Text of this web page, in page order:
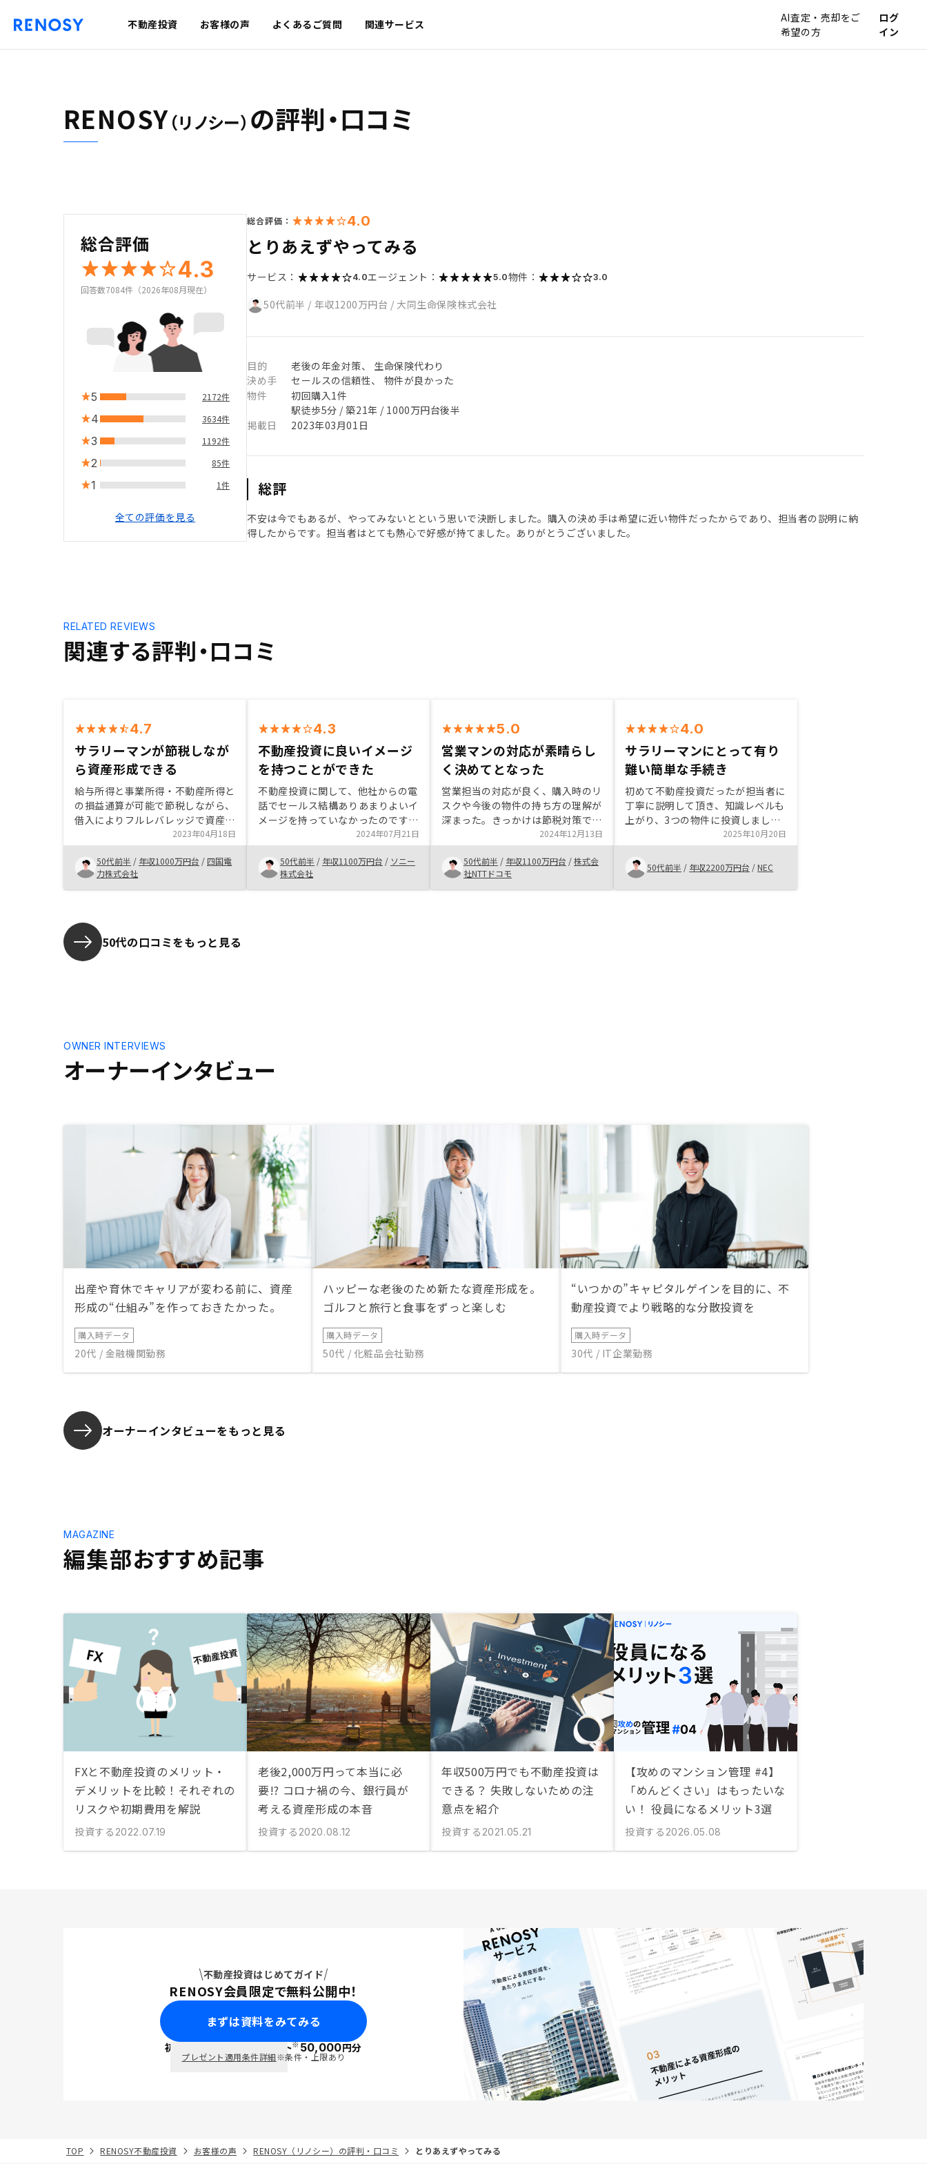
不動産投資 お客様の声 よくあるご質問 関連サービス
AI査定・売却をご
希望の方
ログ
イン
RENOSY（リノシー） の評判・口コミ
総合評価
4.3
回答数7084件（2026年08月現在）
5 2172件
4 3634件
3 1192件
2 85件
1 1件
全ての評価を見る
総合評価： 4.0
とりあえずやってみる
サービス： 4.0エージェント： 5.0物件： 3.0
50代前半 / 年収1200万円台 / 大同生命保険株式会社
目的
老後の年金対策、 生命保険代わり
決め手
セールスの信頼性、 物件が良かった
物件
初回購入1件
駅徒歩5分 / 築21年 / 1000万円台後半
掲載日
2023年03月01日
総評
不安は今でもあるが、やってみないとという思いで決断しました。購入の決め手は希望に近い物件だったからであり、担当者の説明に納
得したからです。担当者はとても熱心で好感が持てました。ありがとうございました。
関連する評判・口コミ
RELATED REVIEWS
4.7
サラリーマンが節税しなが
ら資産形成できる
給与所得と事業所得・不動産所得と
の損益通算が可能で節税しながら、
借入によりフルレバレッジで資産形
成できるのは大きな魅力。有価証券
との値動きも異なるので、ダイバー
シフィケーションの観点から、ポー
トフォリオの一つとして不動産を保
有するのは合理的。不動産業者は、
りコンフリクトがある。正直なとこ
ろ、売り買いでかなりのサヤを抜か
れているという不信感は拭えない。
2023年04月18日
50代前半 / 年収1000万円台 / 四国電
力株式会社
4.3
不動産投資に良いイメージ
を持つことができた
不動産投資に関して、他社からの電
話でセールス結構ありあまりよいイ
メージを持っていなかったのです
が、RENOSYで様々な情報を丁寧に
説明してもらうことができて、イメ
ージがよい方向に変わりました。ま
た、アプリで管理できることも良い
と思いました。
2024年07月21日
50代前半 / 年収1100万円台 / ソニー
株式会社
5.0
営業マンの対応が素晴らし
く決めてとなった
営業担当の対応が良く、購入時のリ
スクや今後の物件の持ち方の理解が
深まった。きっかけは節税対策で購
入したが、他にも物件を所有して利
益を上げるなどの将来の資産設計も
検討してみたいと思うようになっ
た。また是非良い物件があれば紹介
してください
2024年12月13日
50代前半 / 年収1100万円台 /株式会
社NTTドコモ
4.0
サラリーマンにとって有り
難い簡単な手続き
初めて不動産投資だったが担当者に
丁寧に説明して頂き、知識レベルも
上がり、3つの物件に投資しまし
た。 質問に対してもLINEや電話会
議で迅速に答えて頂きました。 ア
プリで全物件まとめて管理できるの
も有りがたいです。
2025年10月20日
50代前半 / 年収2200万円台 /NEC
50代の口コミをもっと見る
オーナーインタビュー
OWNER INTERVIEWS
出産や育休でキャリアが変わる前に、資産
形成の“仕組み”を作っておきたかった。
購入時データ
20代 / 金融機関勤務
ハッピーな老後のため新たな資産形成を。
ゴルフと旅行と食事をずっと楽しむ
購入時データ
50代 / 化粧品会社勤務
“いつかの”キャピタルゲインを目的に、不
動産投資でより戦略的な分散投資を
購入時データ
30代 / IT企業勤務
オーナーインタビューをもっと見る
編集部おすすめ記事
MAGAZINE
FXと不動産投資のメリット・
デメリットを比較！それぞれの
リスクや初期費用を解説
投資する 2022.07.19
老後2,000万円って本当に必
要!? コロナ禍の今、銀行員が
考える資産形成の本音
投資する 2020.08.12
年収500万円でも不動産投資は
できる？ 失敗しないための注
意点を紹介
投資する 2021.05.21
【攻めのマンション管理 #4】
「めんどくさい」はもったいな
い！ 役員になるメリット3選
投資する 2026.05.08
不動産投資はじめてガイド
RENOSY会員限定で無料公開中！
まずは資料をみてみる
初回面談で ポイント※50,000円分
プレゼント適用条件詳細※条件・上限あり
TOP RENOSY不動産投資 お客様の声 RENOSY（リノシー）の評判・口コミ とりあえずやってみる